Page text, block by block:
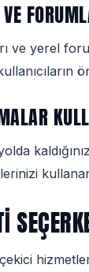
ve yerel